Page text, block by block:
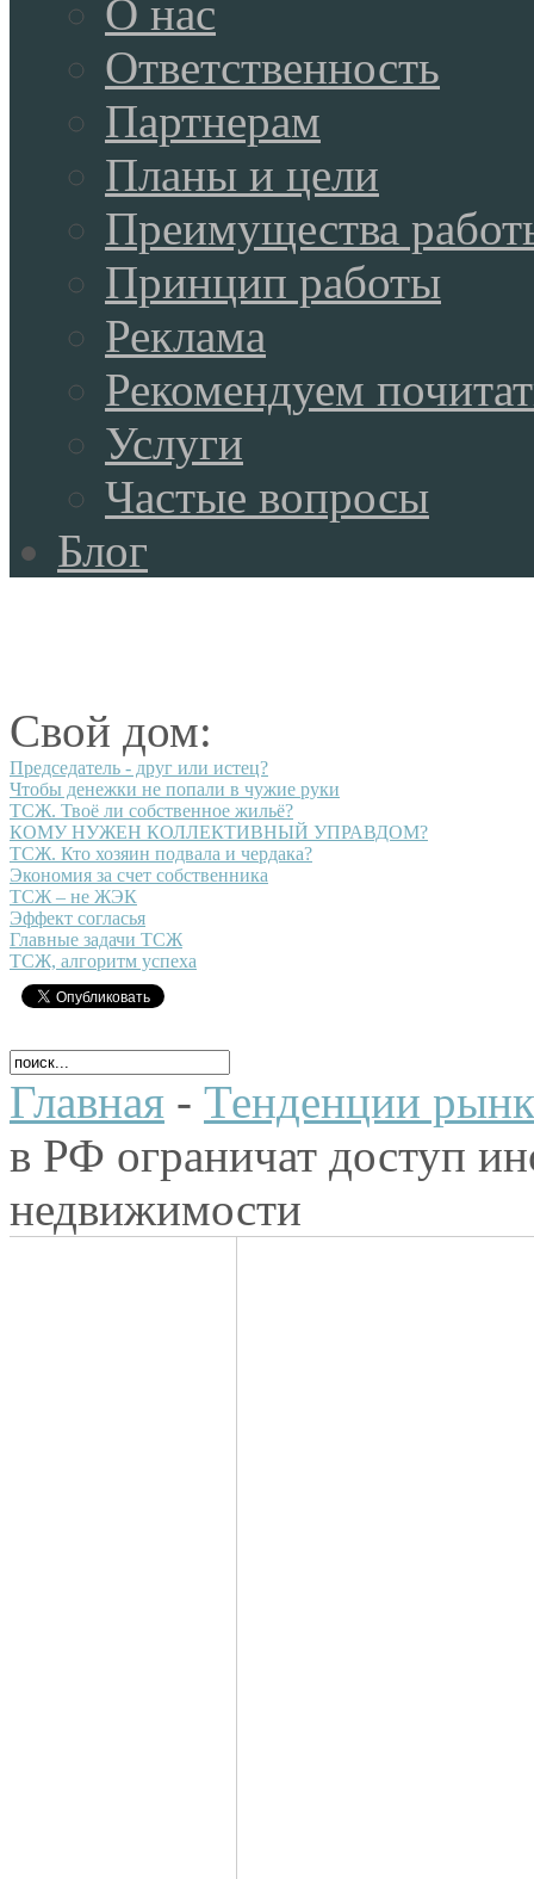
О нас
Ответственность
Партнерам
Планы и цели
Преимущества
Принцип работы
Реклама
Рекомендуем
Услуги
Частые вопросы
Блог
Свой дом:
Председатель - друг или истец?
Чтобы денежки не попали в чужие руки
ТСЖ. Твоё ли собственное жильё?
КОМУ НУЖЕН КОЛЛЕКТИВНЫЙ УПРАВДОМ?
ТСЖ. Кто хозяин подвала и чердака?
Экономия за счет собственника
ТСЖ – не ЖЭК
Эффект согласья
Главные задачи ТСЖ
ТСЖ, алгоритм успеха
Главная - Тенденции
в РФ ограничат доступ
недвижимости